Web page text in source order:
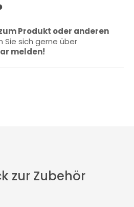
Produkt oder anderen
Sie sich gerne über
melden!
zur Zubehör